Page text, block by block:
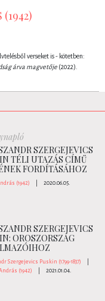
(1942)
verseket is - kötetben:
árva magvetője (2022).
SZERGEJEVICS
TÉLI UTAZÁS CÍMŰ
FORDÍTÁSÁHOZ
(1942) 2020.06.05.
SZERGEJEVICS
OROSZORSZÁG
Szergejevics Puskin (1799-1837)
(1942)
2021.01.04.